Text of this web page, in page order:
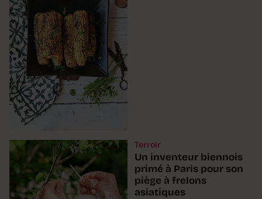
Terroir
Un inventeur biennois
primé à Paris pour son
piège à frelons
asiatiques